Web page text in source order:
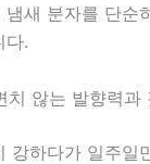
냄새 분자를 단순
다.
치 않는 발향력과
강하다가 일주일